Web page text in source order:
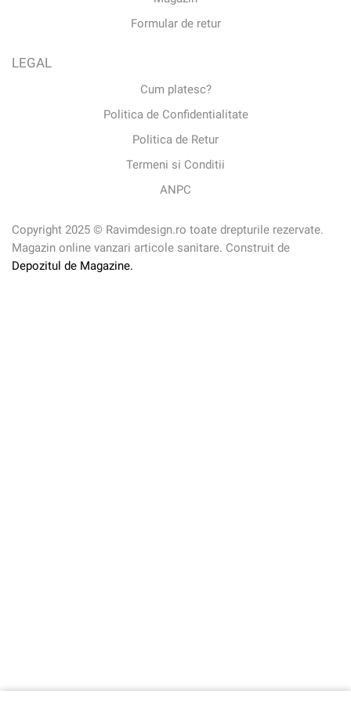
Formular de retur
LEGAL
Cum platesc?
Politica de Confidentialitate
Politica de Retur
Termeni si Conditii
ANPC
Copyright 2025 © Ravimdesign.ro toate drepturile rezervate.
Magazin online vanzari articole sanitare. Construit de
Depozitul de Magazine.